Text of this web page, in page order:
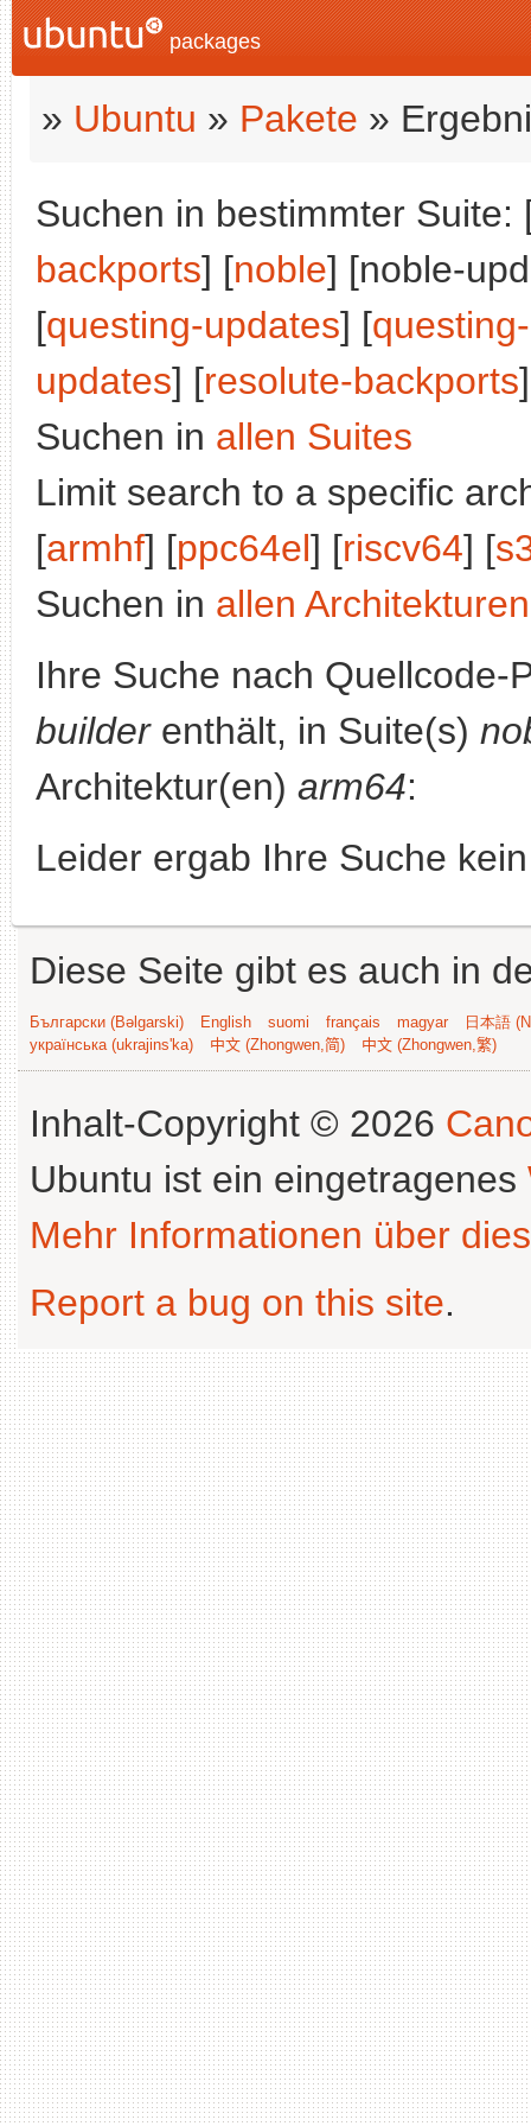
packages
» Ubuntu » Pakete »
Suchen in bestimmter Suite:
backports] [noble] [noble-
[questing-updates] [
updates] [resolute-backports
Suchen in allen Suites
Limit search to a specific
[armhf] [ppc64el] [riscv64] [
Suchen in allen Architekturen
Ihre Suche nach
builderenthält, in Suite(s)
Architektur(en) arm64:
Leider ergab Ihre Suche
Diese Seite gibt es auch in
Български (Bəlgarski) English suomi français magyar
日本語
українська (ukrajins'ka)
中文 (Zhongwen,简) 中文 (Zhongwen,繁)
Inhalt-Copyright © 2026
Ubuntu ist ein eingetragenes
Mehr Informationen über
Report a bug on this site.